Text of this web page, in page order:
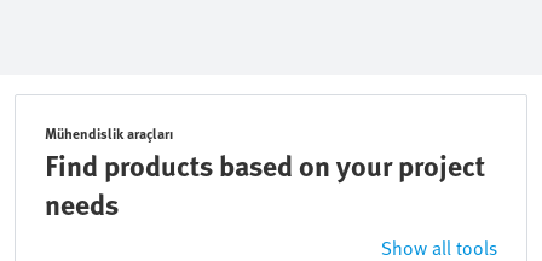
Mühendislik araçları
Find products based on your project
needs
Show all tools